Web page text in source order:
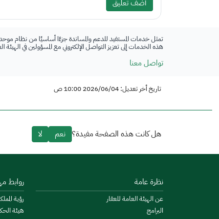
أضف تعليق
تمثل خدمات المستفيد للدعم والمساندة جزءًا أساسيًا من نظام
هذه الخدمات إلى تعزيز التواصل الإلكتروني مع المسؤولين في
تواصل معنا
تاريخ أخر تعديل: 2026/06/04 10:00 ص
هل كانت هذه الصفحة مفيدة؟ نعم لا
نظرة عامة
عن الهيئة العامة للعقار
البرامج
روابط
رؤية
هيئة